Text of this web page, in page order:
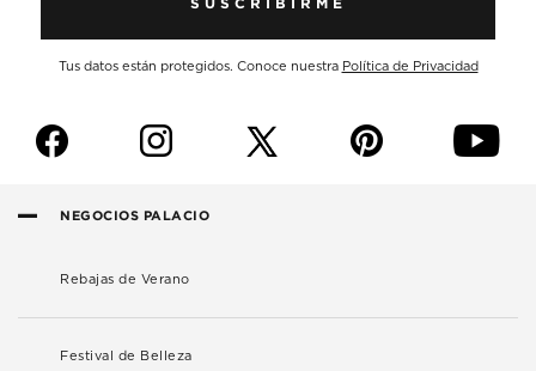
Tus datos están protegidos. Conoce nuestra Política de Privacidad
f i p y
NEGOCIOS PALACIO
Rebajas de Verano
Festival de Belleza